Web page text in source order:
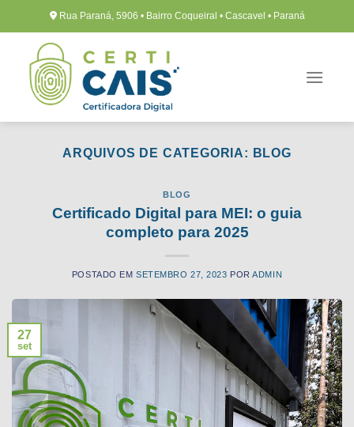
conteúdo
Rua Paraná, 5906 • Bairro Coqueiral • Cascavel • Paraná
ARQUIVOS DE CATEGORIA: BLOG
BLOG
Certificado Digital para MEI: o guia
completo para 2025
POSTADO EM SETEMBRO 27, 2023 PORADMIN
27
set